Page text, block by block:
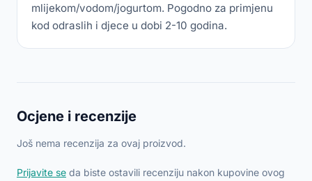
mlijekom/vodom/jogurtom. Pogodno za primjenu
kod odraslih i djece u dobi 2-10 godina.
Ocjene i recenzije
Još nema recenzija za ovaj proizvod.
Prijavite se da biste ostavili recenziju nakon kupovine ovog